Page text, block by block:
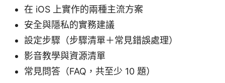
在 iOS 上實作的兩種主流方案
安全與隱私的實務建議
設定步驟（步驟清單＋常見錯誤處理）
影音教學與資源清單
常見問答（FAQ，共至少 10 題）